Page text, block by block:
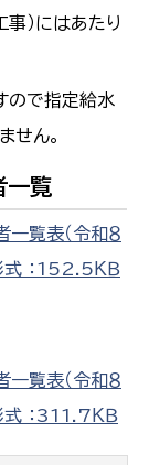
事）にはあたり
ので指定給水
せん。
一覧
覧表（令和８
：152.5ＫＢ
覧表（令和８
：311.7ＫＢ